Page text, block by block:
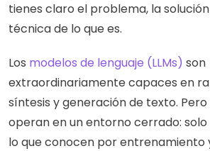
tienes claro el problema, la
técnica de lo que es.
Los modelos de lenguaje (LLMs) son
extraordinariamente capaces en
síntesis y generación de texto.
operan en un entorno cerrado:
lo que conocen por entrenamiento